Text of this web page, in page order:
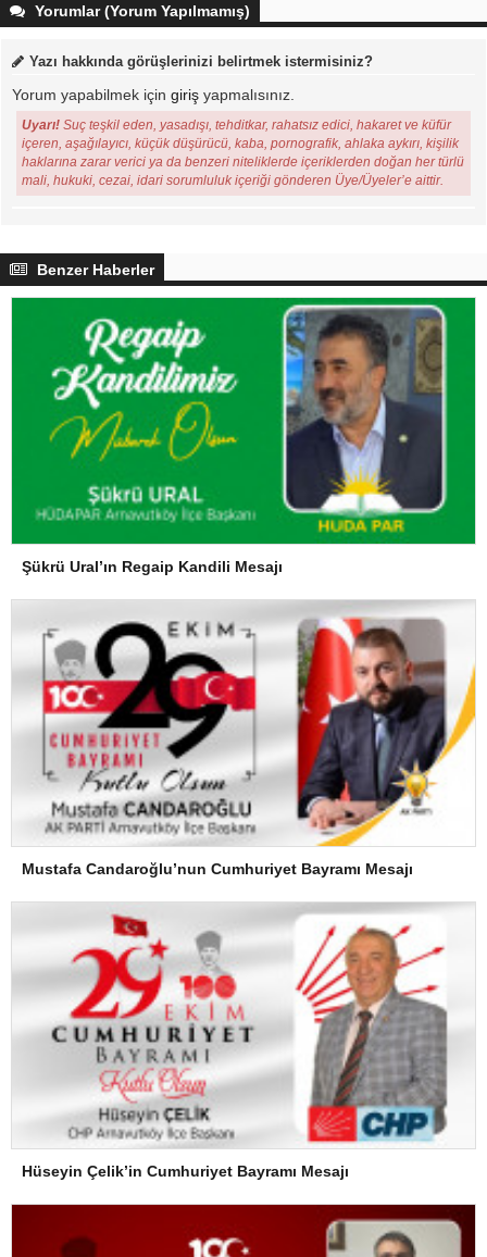
Yorumlar (Yorum Yapılmamış)
Yazı hakkında görüşlerinizi belirtmek istermisiniz?
Yorum yapabilmek için giriş yapmalısınız.
Uyarı! Suç teşkil eden, yasadışı, tehditkar, rahatsız edici, hakaret ve küfür
içeren, aşağılayıcı, küçük düşürücü, kaba, pornografik, ahlaka aykırı, kişilik
haklarına zarar verici ya da benzeri niteliklerde içeriklerden doğan her türlü
mali, hukuki, cezai, idari sorumluluk içeriği gönderen Üye/Üyeler’e aittir.
Benzer Haberler
Şükrü Ural’ın Regaip Kandili Mesajı
Mustafa Candaroğlu’nun Cumhuriyet Bayramı Mesajı
Hüseyin Çelik’in Cumhuriyet Bayramı Mesajı